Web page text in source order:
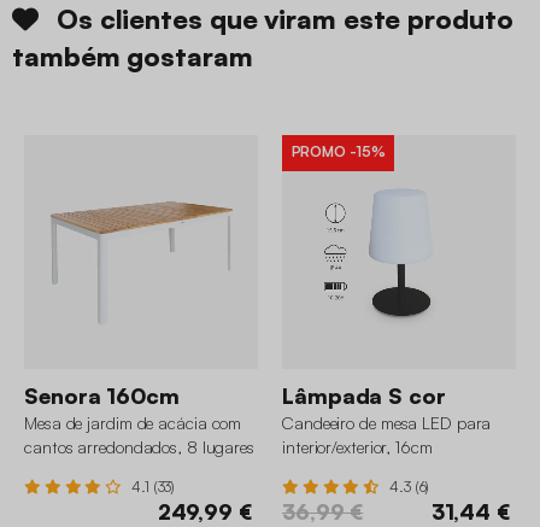
Os clientes que viram este produto
também gostaram
Senora 160cm
Mesa de jardim de acácia com
cantos arredondados, 8 lugares
4.1 (33)
249,99 €
PROMO -15%
Lâmpada S cor
Candeeiro de mesa LED para
interior/exterior, 16cm
4.3 (6)
36,99 € 31,44 €